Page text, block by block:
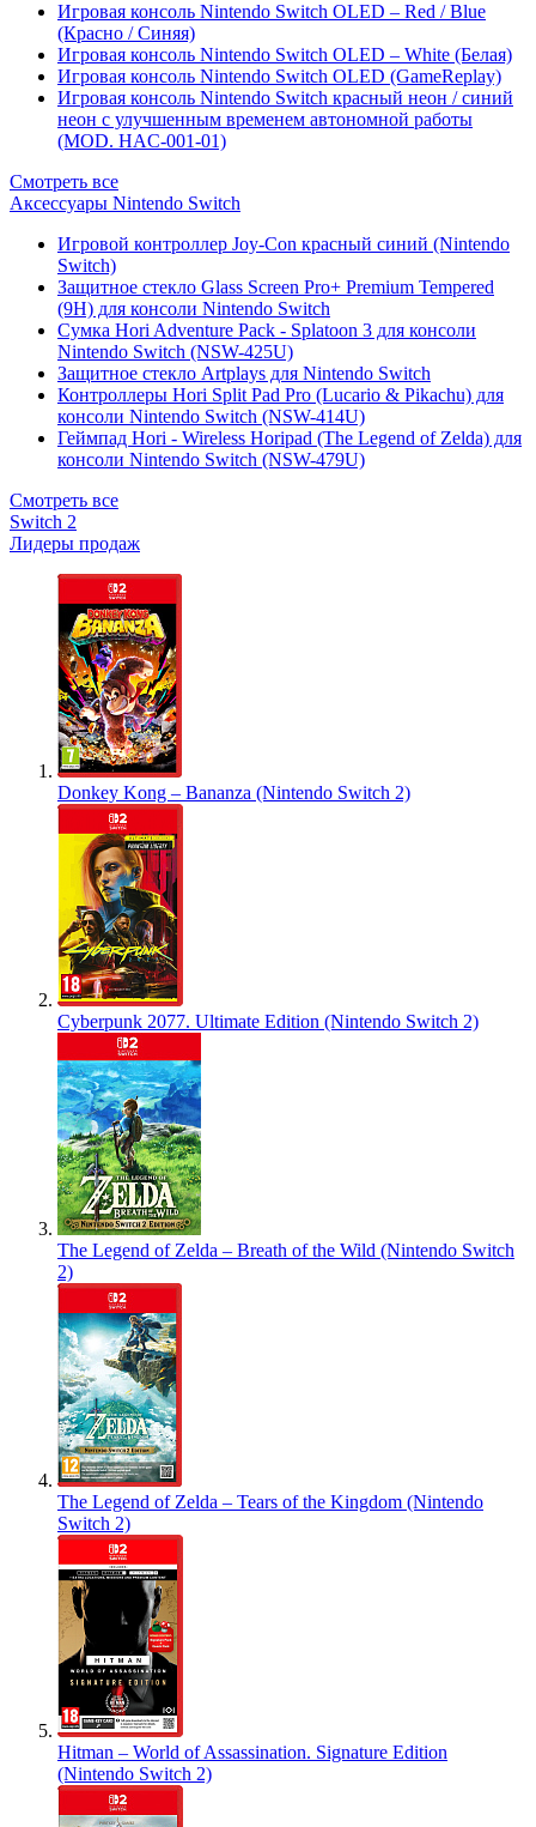
Игровая консоль Nintendo Switch OLED – Red / Blue
(Красно / Синяя)
Игровая консоль Nintendo Switch OLED – White (Белая)
Игровая консоль Nintendo Switch OLED (GameReplay)
Игровая консоль Nintendo Switch красный неон / синий
неон с улучшенным временем автономной работы
(MOD. HAC-001-01)
Смотреть все
Аксессуары Nintendo Switch
Игровой контроллер Joy-Con красный синий (Nintendo
Switch)
Защитное стекло Glass Screen Pro+ Premium Tempered
(9H) для консоли Nintendo Switch
Сумка Hori Adventure Pack - Splatoon 3 для консоли
Nintendo Switch (NSW-425U)
Защитное стекло Artplays для Nintendo Switch
Контроллеры Hori Split Pad Pro (Lucario & Pikachu) для
консоли Nintendo Switch (NSW-414U)
Геймпад Hori - Wireless Horipad (The Legend of Zelda) для
консоли Nintendo Switch (NSW-479U)
Смотреть все
Switch 2
Лидеры продаж
Donkey Kong – Bananza (Nintendo Switch 2)
Cyberpunk 2077. Ultimate Edition (Nintendo Switch 2)
The Legend of Zelda – Breath of the Wild (Nintendo Switch
2)
The Legend of Zelda – Tears of the Kingdom (Nintendo
Switch 2)
Hitman – World of Assassination. Signature Edition
(Nintendo Switch 2)